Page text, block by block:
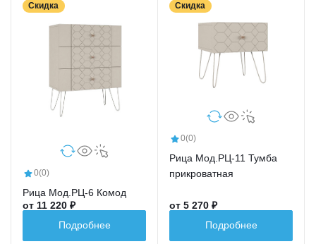
Скидка
0(0)
Рица Мод.РЦ-6 Комод
от 11 220 ₽
Подробнее
Скидка
0(0)
Рица Мод.РЦ-11 Тумба
прикроватная
от 5 270 ₽
Подробнее